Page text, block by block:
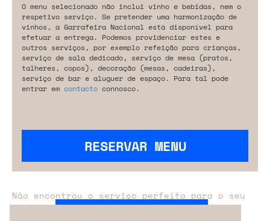
O menu selecionado não inclui vinho e bebidas, nem o
respetivo serviço. Se pretender uma harmonização de
vinhos, a Garrafeira Nacional está disponível para
efetuar a entrega. Podemos providenciar estes e
outros serviços, por exemplo refeição para crianças,
serviço de sala dedicado, serviço de mesa (pratos,
talheres, copos), decoração (mesas, cadeiras),
serviço de bar e aluguer de espaço. Para tal pode
entrar em contacto connosco.
RESERVAR MENU
Não encontrou o serviço perfeito para o seu
evento?
Entre em contacto connosco.